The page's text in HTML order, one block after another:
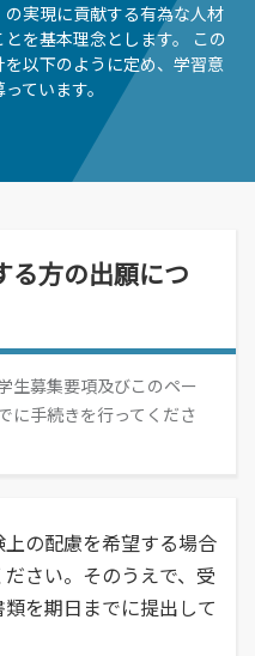
み
)
ィアセンター(図書館)のご案内
附属機関
大学連携
環境大学の地域連携の取り組み
内、ご紹介します。
部
科
りながら環境問題に取り組む
科
成
度入試
度入試についてのご案内
ンキャンパスの日程や詳細につい
内
地おこなっている進学相談会の会
程についてご案内
理)
、授業料減免・奨学金等
入学料についてご案内
育ローン、提携教育ローン
実現に貢献する有為な人材
を基本理念とします。 この
以下のように定め、学習意
ています。
る方の出願につ
生募集要項及びこのペー
に手続きを行ってくださ
の配慮を希望する場合
さい。そのうえで、受
を期日までに提出して